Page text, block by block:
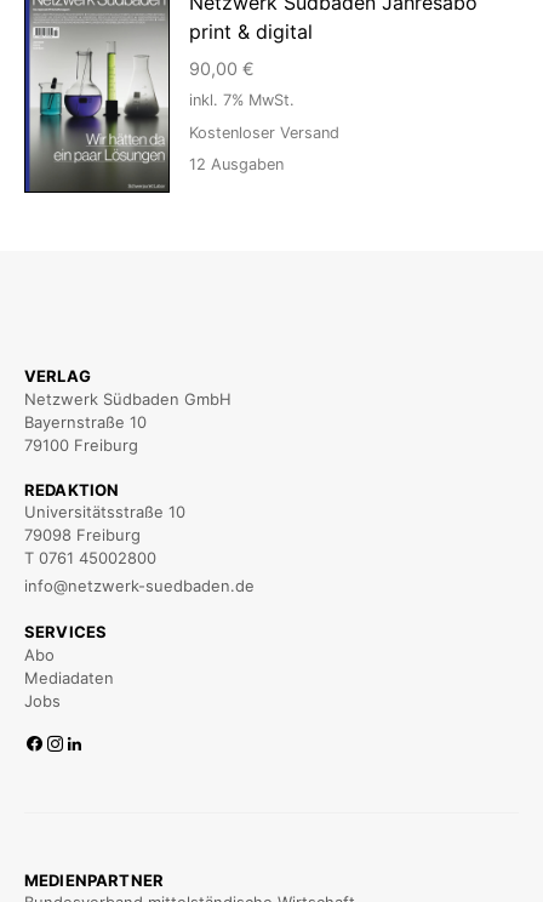
print & digital
90,00 €
inkl. 7% MwSt.
Kostenloser Versand
12 Ausgaben
VERLAG
Netzwerk Südbaden GmbH
Bayernstraße 10
79100 Freiburg
REDAKTION
Universitätsstraße 10
79098 Freiburg
T 0761 45002800
info@netzwerk-suedbaden.de
SERVICES
Abo
Mediadaten
Jobs
MEDIENPARTNER